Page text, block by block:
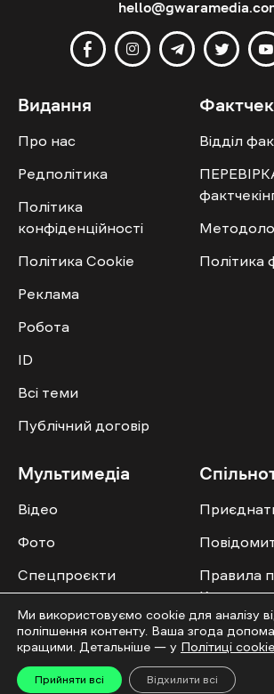
Видання
Про нас
Редполітика
Політика
конфіденційності
Політика Cookie
Реклама
Робота
ID
Всі теми
Публічний договір
Відділ
Політика
Мультимедіа
Відео
Фото
Спецпроєкти
Правила
Колонок
Ми використовуємо cookie для аналізу
поліпшення контенту. Ваша згода
кращими. Детальніше — у Політиці cookie
Прийняти всі Відхилити всі